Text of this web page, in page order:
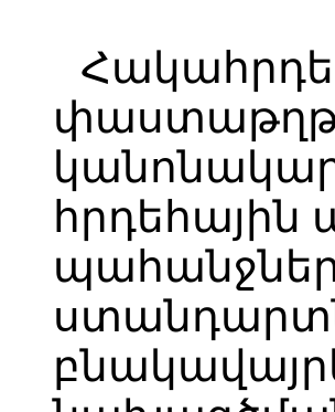
հրդեհային